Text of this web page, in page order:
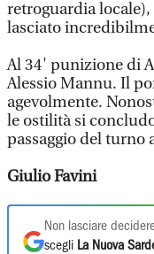
retroguardia
lasciato
Al 34' punizione di
Alessio Mannu. Il
agevolmente.
le ostilità si
passaggio del turno
Giulio Favini
Non lasciare
scegli La Nuova